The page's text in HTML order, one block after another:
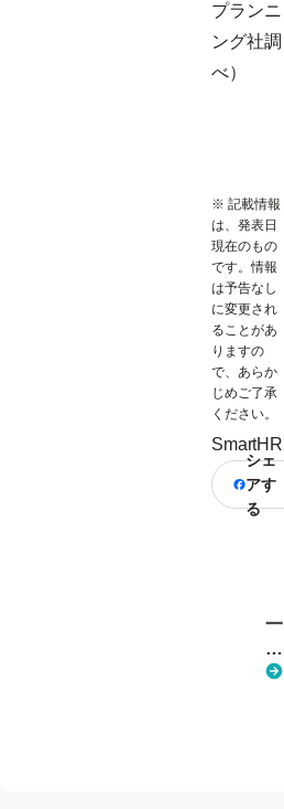
プランニ
ング社調
べ）
※ 記載情報
は、発表日
現在のもの
です。情報
は予告なし
に変更され
ることがあ
りますの
で、あらか
じめご了承
ください。
SmartHR
シェ
アす
る
一
覧
へ